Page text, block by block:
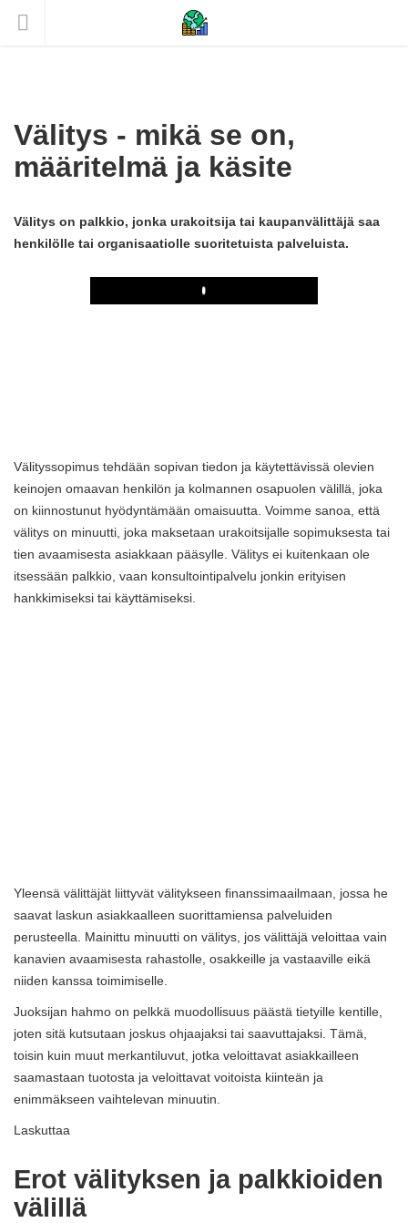
Välitys - mikä se on,
määritelmä ja käsite
Välitys on palkkio, jonka urakoitsija tai kaupanvälittäjä saa
henkilölle tai organisaatiolle suoritetuista palveluista.
Play
Välityssopimus tehdään sopivan tiedon ja käytettävissä olevien
keinojen omaavan henkilön ja kolmannen osapuolen välillä, joka
on kiinnostunut hyödyntämään omaisuutta. Voimme sanoa, että
välitys on minuutti, joka maksetaan urakoitsijalle sopimuksesta tai
tien avaamisesta asiakkaan pääsylle. Välitys ei kuitenkaan ole
itsessään palkkio, vaan konsultointipalvelu jonkin erityisen
hankkimiseksi tai käyttämiseksi.
Yleensä välittäjät liittyvät välitykseen finanssimaailmaan, jossa he
saavat laskun asiakkaalleen suorittamiensa palveluiden
perusteella. Mainittu minuutti on välitys, jos välittäjä veloittaa vain
kanavien avaamisesta rahastolle, osakkeille ja vastaaville eikä
niiden kanssa toimimiselle.
Juoksijan hahmo on pelkkä muodollisuus päästä tietyille kentille,
joten sitä kutsutaan joskus ohjaajaksi tai saavuttajaksi. Tämä,
toisin kuin muut merkantiluvut, jotka veloittavat asiakkailleen
saamastaan ​​tuotosta ja veloittavat voitoista kiinteän ja
enimmäkseen vaihtelevan minuutin.
Laskuttaa
Erot välityksen ja palkkioiden
välillä